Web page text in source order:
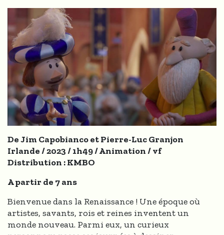
De Jim Capobianco et Pierre-Luc Granjon
Irlande / 2023 / 1h49 / Animation / vf
Distribution : KMBO
A partir de 7 ans
Bienvenue dans la Renaissance ! Une époque où
artistes, savants, rois et reines inventent un
monde nouveau. Parmi eux, un curieux